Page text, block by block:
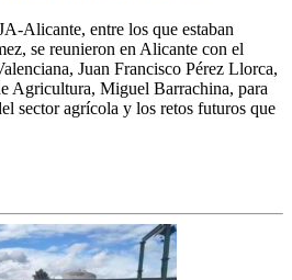
Alicante, entre los que estaban
se reunieron en Alicante con el
Juan Francisco Pérez Llorca,
Agricultura, Miguel Barrachina, para
sector agrícola y los retos futuros que